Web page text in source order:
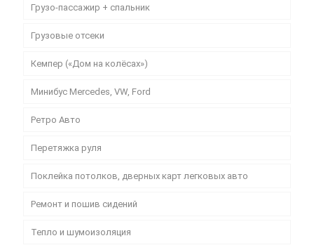
Грузо-пассажир + спальник
Грузовые отсеки
Кемпер («Дом на колёсах»)
Минибус Mercedes, VW, Ford
Ретро Авто
Перетяжка руля
Поклейка потолков, дверных карт легковых авто
Ремонт и пошив сидений
Тепло и шумоизоляция